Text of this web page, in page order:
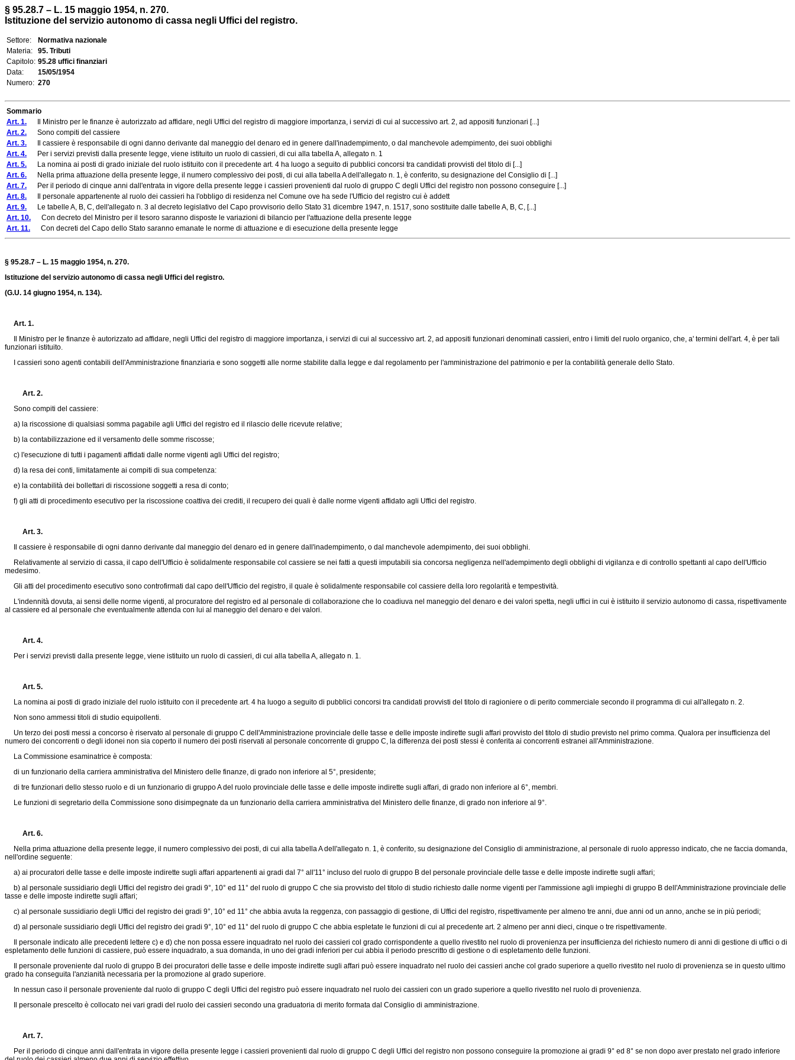
§ 95.28.7 – L. 15 maggio 1954, n. 270.
Istituzione del servizio autonomo di cassa negli Uffici del registro.
Settore:
Normativa nazionale
Materia:
95. Tributi
Capitolo: 95.28 uffici finanziari
Data:
15/05/1954
Numero: 270
Sommario
Art. 1. Il Ministro per le finanze è autorizzato ad affidare, negli Uffici del registro di maggiore importanza, i servizi di cui al successivo art. 2, ad appositi funzionari [...]
Art. 2. Sono compiti del cassiere
Art. 3. Il cassiere è responsabile di ogni danno derivante dal maneggio del denaro ed in genere dall'inadempimento, o dal manchevole adempimento, dei suoi obblighi
Art. 4. Per i servizi previsti dalla presente legge, viene istituito un ruolo di cassieri, di cui alla tabella A, allegato n. 1
Art. 5. La nomina ai posti di grado iniziale del ruolo istituito con il precedente art. 4 ha luogo a seguito di pubblici concorsi tra candidati provvisti del titolo di [...]
Art. 6. Nella prima attuazione della presente legge, il numero complessivo dei posti, di cui alla tabella A dell'allegato n. 1, è conferito, su designazione del Consiglio di [...]
Art. 7. Per il periodo di cinque anni dall'entrata in vigore della presente legge i cassieri provenienti dal ruolo di gruppo C degli Uffici del registro non possono conseguire [...]
Art. 8. Il personale appartenente al ruolo dei cassieri ha l'obbligo di residenza nel Comune ove ha sede l'Ufficio del registro cui è addett
Art. 9. Le tabelle A, B, C, dell'allegato n. 3 al decreto legislativo del Capo provvisorio dello Stato 31 dicembre 1947, n. 1517, sono sostituite dalle tabelle A, B, C, [...]
Art. 10. Con decreto del Ministro per il tesoro saranno disposte le variazioni di bilancio per l'attuazione della presente legge
Art. 11. Con decreti del Capo dello Stato saranno emanate le norme di attuazione e di esecuzione della presente legge
§ 95.28.7 – L. 15 maggio 1954, n. 270.
Istituzione del servizio autonomo di cassa negli Uffici del registro.
(G.U. 14 giugno 1954, n. 134).
Art. 1.
Il Ministro per le finanze è autorizzato ad affidare, negli Uffici del registro di maggiore importanza, i servizi di cui al successivo art. 2, ad appositi funzionari denominati cassieri, entro i limiti del ruolo organico, che, a' termini dell'art. 4, è per tali
funzionari istituito.
I cassieri sono agenti contabili dell'Amministrazione finanziaria e sono soggetti alle norme stabilite dalla legge e dal regolamento per l'amministrazione del patrimonio e per la contabilità generale dello Stato.
Art. 2.
Sono compiti del cassiere:
a) la riscossione di qualsiasi somma pagabile agli Uffici del registro ed il rilascio delle ricevute relative;
b) la contabilizzazione ed il versamento delle somme riscosse;
c) l'esecuzione di tutti i pagamenti affidati dalle norme vigenti agli Uffici del registro;
d) la resa dei conti, limitatamente ai compiti di sua competenza:
e) la contabilità dei bollettari di riscossione soggetti a resa di conto;
f) gli atti di procedimento esecutivo per la riscossione coattiva dei crediti, il recupero dei quali è dalle norme vigenti affidato agli Uffici del registro.
Art. 3.
Il cassiere è responsabile di ogni danno derivante dal maneggio del denaro ed in genere dall'inadempimento, o dal manchevole adempimento, dei suoi obblighi.
Relativamente al servizio di cassa, il capo dell'Ufficio è solidalmente responsabile col cassiere se nei fatti a questi imputabili sia concorsa negligenza nell'adempimento degli obblighi di vigilanza e di controllo spettanti al capo dell'Ufficio
medesimo.
Gli atti del procedimento esecutivo sono controfirmati dal capo dell'Ufficio del registro, il quale è solidalmente responsabile col cassiere della loro regolarità e tempestività.
L'indennità dovuta, ai sensi delle norme vigenti, al procuratore del registro ed al personale di collaborazione che lo coadiuva nel maneggio del denaro e dei valori spetta, negli uffici in cui è istituito il servizio autonomo di cassa, rispettivamente
al cassiere ed al personale che eventualmente attenda con lui al maneggio del denaro e dei valori.
Art. 4.
Per i servizi previsti dalla presente legge, viene istituito un ruolo di cassieri, di cui alla tabella A, allegato n. 1.
Art. 5.
La nomina ai posti di grado iniziale del ruolo istituito con il precedente art. 4 ha luogo a seguito di pubblici concorsi tra candidati provvisti del titolo di ragioniere o di perito commerciale secondo il programma di cui all'allegato n. 2.
Non sono ammessi titoli di studio equipollenti.
Un terzo dei posti messi a concorso è riservato al personale di gruppo C dell'Amministrazione provinciale delle tasse e delle imposte indirette sugli affari provvisto del titolo di studio previsto nel primo comma. Qualora per insufficienza del
numero dei concorrenti o degli idonei non sia coperto il numero dei posti riservati al personale concorrente di gruppo C, la differenza dei posti stessi è conferita ai concorrenti estranei all'Amministrazione.
La Commissione esaminatrice è composta:
di un funzionario della carriera amministrativa del Ministero delle finanze, di grado non inferiore al 5°, presidente;
di tre funzionari dello stesso ruolo e di un funzionario di gruppo A del ruolo provinciale delle tasse e delle imposte indirette sugli affari, di grado non inferiore al 6°, membri.
Le funzioni di segretario della Commissione sono disimpegnate da un funzionario della carriera amministrativa del Ministero delle finanze, di grado non inferiore al 9°.
Art. 6.
Nella prima attuazione della presente legge, il numero complessivo dei posti, di cui alla tabella A dell'allegato n. 1, è conferito, su designazione del Consiglio di amministrazione, al personale di ruolo appresso indicato, che ne faccia domanda,
nell'ordine seguente:
a) ai procuratori delle tasse e delle imposte indirette sugli affari appartenenti ai gradi dal 7° all'11° incluso del ruolo di gruppo B del personale provinciale delle tasse e delle imposte indirette sugli affari;
b) al personale sussidiario degli Uffici del registro dei gradi 9°, 10° ed 11° del ruolo di gruppo C che sia provvisto del titolo di studio richiesto dalle norme vigenti per l'ammissione agli impieghi di gruppo B dell'Amministrazione provinciale delle
tasse e delle imposte indirette sugli affari;
c) al personale sussidiario degli Uffici del registro dei gradi 9°, 10° ed 11° che abbia avuta la reggenza, con passaggio di gestione, di Uffici del registro, rispettivamente per almeno tre anni, due anni od un anno, anche se in più periodi;
d) al personale sussidiario degli Uffici del registro dei gradi 9°, 10° ed 11° del ruolo di gruppo C che abbia espletate le funzioni di cui al precedente art. 2 almeno per anni dieci, cinque o tre rispettivamente.
Il personale indicato alle precedenti lettere c) e d) che non possa essere inquadrato nel ruolo dei cassieri col grado corrispondente a quello rivestito nel ruolo di provenienza per insufficienza del richiesto numero di anni di gestione di uffici o di
espletamento delle funzioni di cassiere, può essere inquadrato, a sua domanda, in uno dei gradi inferiori per cui abbia il periodo prescritto di gestione o di espletamento delle funzioni.
Il personale proveniente dal ruolo di gruppo B dei procuratori delle tasse e delle imposte indirette sugli affari può essere inquadrato nel ruolo dei cassieri anche col grado superiore a quello rivestito nel ruolo di provenienza se in questo ultimo
grado ha conseguita l'anzianità necessaria per la promozione al grado superiore.
In nessun caso il personale proveniente dal ruolo di gruppo C degli Uffici del registro può essere inquadrato nel ruolo dei cassieri con un grado superiore a quello rivestito nel ruolo di provenienza.
Il personale prescelto è collocato nei vari gradi del ruolo dei cassieri secondo una graduatoria di merito formata dal Consiglio di amministrazione.
Art. 7.
Per il periodo di cinque anni dall'entrata in vigore della presente legge i cassieri provenienti dal ruolo di gruppo C degli Uffici del registro non possono conseguire la promozione ai gradi 9° ed 8° se non dopo aver prestato nel grado inferiore